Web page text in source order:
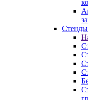
Стенды